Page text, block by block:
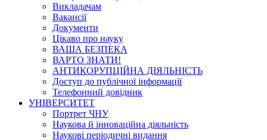
Викладачам
Вакансії
Документи
Цікаво про науку
ВАША БЕЗПЕКА
ВАРТО ЗНАТИ!
АНТИКОРУПЦІЙНА ДІЯЛЬНІСТЬ
Доступ до публічної інформації
Телефонний довідник
УНІВЕРСИТЕТ
Портрет ЧНУ
Наукова й інноваційна діяльність
Наукові періодичні видання